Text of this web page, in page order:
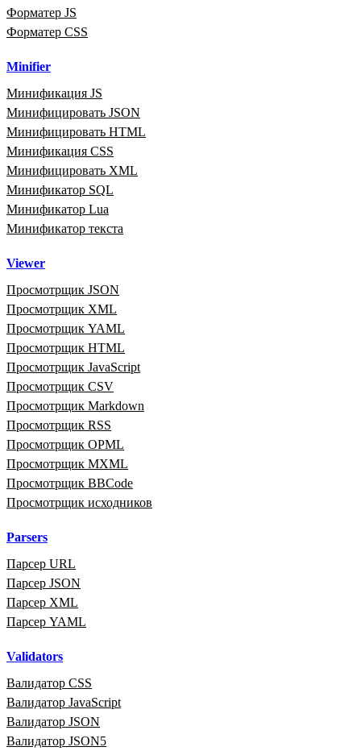
Форматер JS
Форматер CSS
Minifier
Минификация JS
Минифицировать JSON
Минифицировать HTML
Минификация CSS
Минифицировать XML
Минификатор SQL
Минификатор Lua
Минификатор текста
Viewer
Просмотрщик JSON
Просмотрщик XML
Просмотрщик YAML
Просмотрщик HTML
Просмотрщик JavaScript
Просмотрщик CSV
Просмотрщик Markdown
Просмотрщик RSS
Просмотрщик OPML
Просмотрщик MXML
Просмотрщик BBCode
Просмотрщик исходников
Parsers
Парсер URL
Парсер JSON
Парсер XML
Парсер YAML
Validators
Валидатор CSS
Валидатор JavaScript
Валидатор JSON
Валидатор JSON5